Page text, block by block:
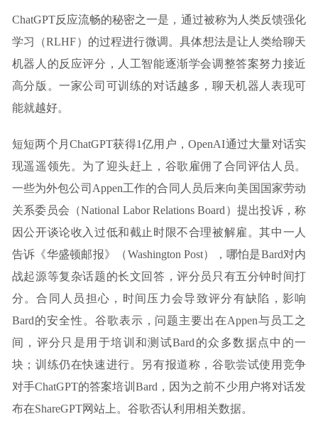
ChatGPT反应流畅的秘密之一是，通过被称为人类反馈强化
学习（RLHF）的过程进行微调。具体想法是让人类给聊天
机器人的反应评分，人工智能逐渐学会调整答案努力接近
高分版。一家公司可训练的对话越多，聊天机器人表现可
能就越好。
短短两个月ChatGPT获得1亿用户，OpenAI通过大量对话实
现遥遥领先。为了迎头赶上，谷歌雇佣了合同评估人员。
一些为外包公司Appen工作的合同人员后来向美国国家劳动
关系委员会（National Labor Relations Board）提出投诉，称
因公开谈论收入过低和截止时限不合理被解雇。其中一人
告诉《华盛顿邮报》（Washington Post），哪怕是Bard对内
战起源等复杂话题的长文回答，评分员只有五分钟时间打
分。合同人员担心，时间压力会导致评分有缺陷，影响
Bard的安全性。谷歌表示，问题主要出在Appen与员工之
间，评分只是用于培训和测试Bard的众多数据点中的一
块；训练仍在快速进行。另有报道称，谷歌尝试使用竞争
对手ChatGPT的答案培训Bard，因为之前不少用户将对话发
布在ShareGPT网站上。谷歌否认利用相关数据。